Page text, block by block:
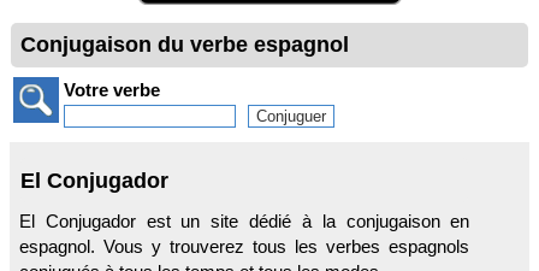
Conjugaison du verbe espagnol
Votre verbe
El Conjugador
El Conjugador est un site dédié à la conjugaison en
espagnol. Vous y trouverez tous les verbes espagnols